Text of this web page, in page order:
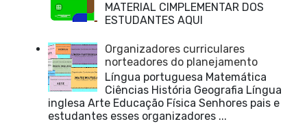
MATERIAL CIMPLEMENTAR DOS
ESTUDANTES AQUI
Organizadores curriculares
norteadores do planejamento
Língua portuguesa Matemática
Ciências História Geografia Língua
inglesa Arte Educação Física Senhores pais e
estudantes esses organizadores ...